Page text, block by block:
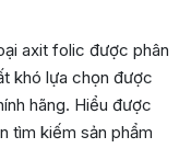
axit folic được phân
khó lựa chọn được
hãng. Hiểu được
tìm kiếm sản phẩm